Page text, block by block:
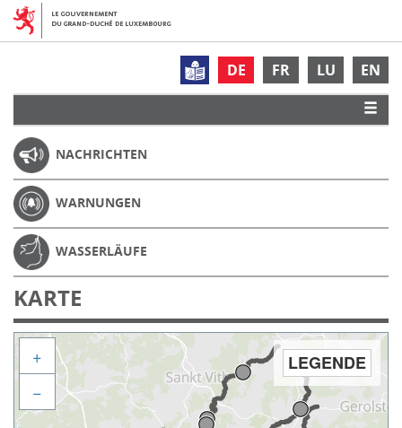
DE FR LU EN
NACHRICHTEN
WARNUNGEN
WASSERLÄUFE
KARTE
LEGENDE
+
−